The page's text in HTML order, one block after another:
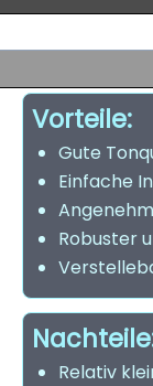
Vorteile:
Gute
Einfache
Robuster
Relativ